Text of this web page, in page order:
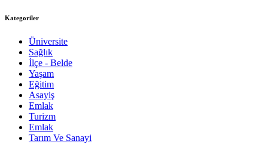
Kategoriler
Üniversite
Sağlık
İlçe - Belde
Yaşam
Eğitim
Asayiş
Emlak
Turizm
Emlak
Tarım Ve Sanayi